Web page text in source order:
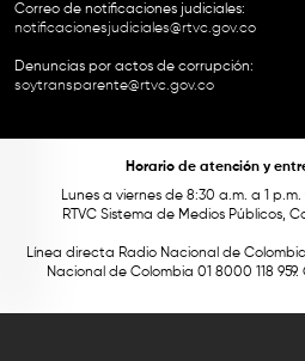
Correo de notificaciones judiciales:
notificacionesjudiciales@rtvc.gov.co
Denuncias por actos de corrupción:
soytransparente@rtvc.gov.co
Horario de atención y
Lunes a viernes de 8:30 a.m. a 1
RTVC Sistema de Medios Públicos,
Línea directa Radio Nacional de
Nacional de Colombia 01 8000 118